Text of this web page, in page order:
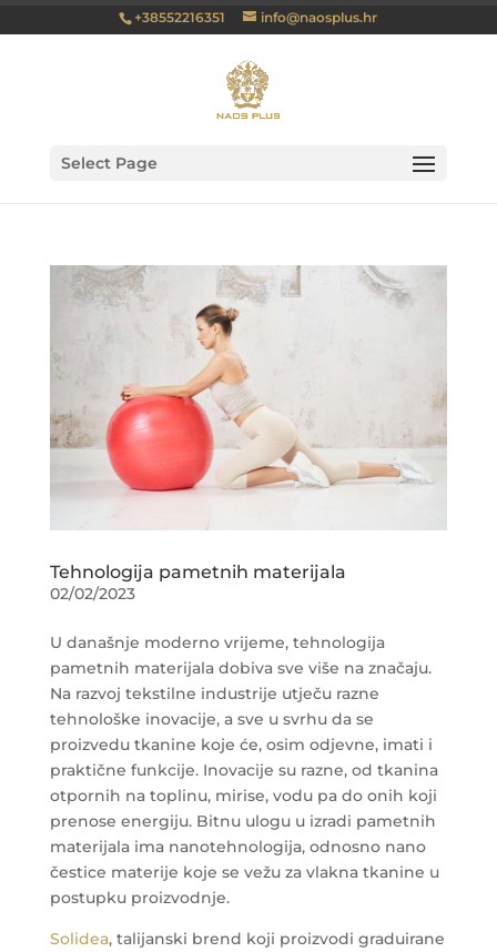
+38552216351 info@naosplus.hr
Select Page
Tehnologija pametnih materijala
02/02/2023
U današnje moderno vrijeme, tehnologija
pametnih materijala dobiva sve više na značaju.
Na razvoj tekstilne industrije utječu razne
tehnološke inovacije, a sve u svrhu da se
proizvedu tkanine koje će, osim odjevne, imati i
praktične funkcije. Inovacije su razne, od tkanina
otpornih na toplinu, mirise, vodu pa do onih koji
prenose energiju. Bitnu ulogu u izradi pametnih
materijala ima nanotehnologija, odnosno nano
čestice materije koje se vežu za vlakna tkanine u
postupku proizvodnje.
Solidea, talijanski brend koji proizvodi graduirane